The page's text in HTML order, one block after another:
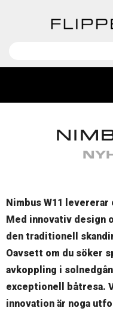
Nimbus W11
Med innovativ design
den traditionell
Oavsett om du söker
avkoppling i
exceptionell båtresa.
innovation är noga